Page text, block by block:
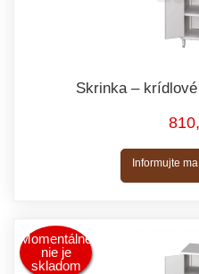
Skrinka –
Informujte
Momentálne
nie je
skladom